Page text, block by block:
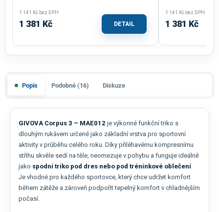
1 141 Kč bez DPH
1 381 Kč DETAIL
1 141 Kč bez DPH
1 381 Kč
Popis Podobné (16) Diskuze
GIVOVA Corpus 3 – MAE012 je výkonné funkční triko s
dlouhým rukávem určené jako základní vrstva pro sportovní
aktivity v průběhu celého roku. Díky přiléhavému kompresnímu
střihu skvěle sedí na těle, neomezuje v pohybu a funguje ideálně
jako spodní triko pod dres nebo pod tréninkové oblečení.
Je vhodné pro každého sportovce, který chce udržet komfort
během zátěže a zároveň podpořit tepelný komfort v chladnějším
počasí.